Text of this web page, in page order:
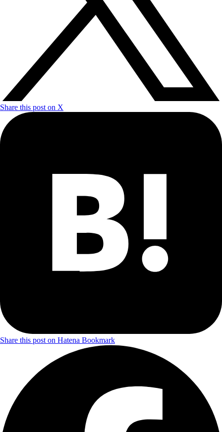
Share this post on X
Share this post on Hatena Bookmark